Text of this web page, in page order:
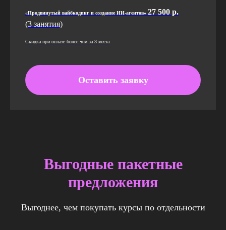
«Продвинутый вайбкодинг и создание ИИ-агентов» 27 500 р.
(3 занятия)
Скидка при оплате более чем за 3 места
Оставить заявку
Выгодные пакетные
предложения
Выгоднее, чем покупать курсы по отдельности